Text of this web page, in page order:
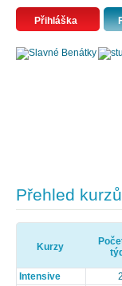
Přihláška
Přehled kurzů
Kurzy
Intensive